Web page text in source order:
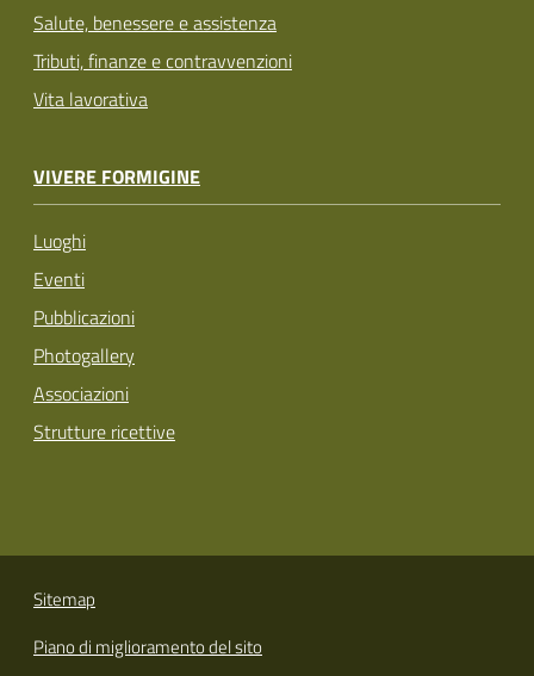
Salute, benessere e assistenza
Tributi, finanze e contravvenzioni
Vita lavorativa
VIVERE FORMIGINE
Luoghi
Eventi
Pubblicazioni
Photogallery
Associazioni
Strutture ricettive
Sitemap
Piano di miglioramento del sito